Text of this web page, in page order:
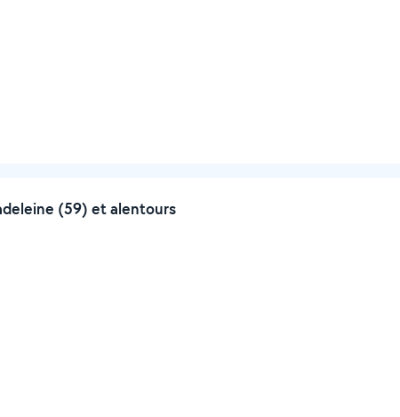
(59) et alentours